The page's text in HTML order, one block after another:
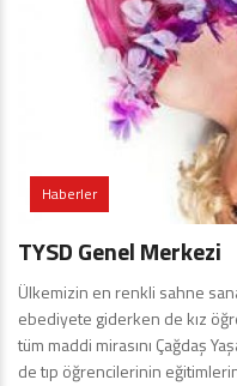
Haberler
TYSD Genel Merkezi
Ülkemizin en renkli sahne
ebediyete giderken de kız
tüm maddi mirasını Çağdaş
de tıp öğrencilerinin